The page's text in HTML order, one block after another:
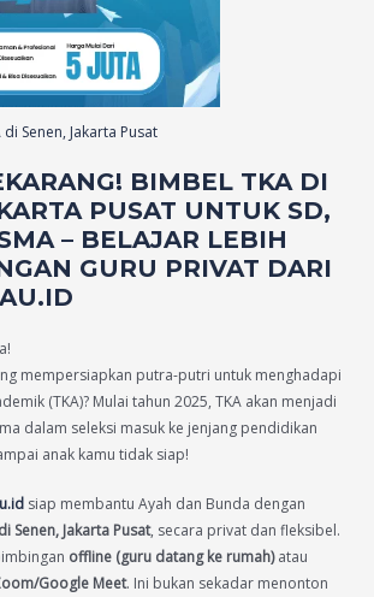
Senen, Jakarta Pusat
BIMBEL TKA DI
PUSAT UNTUK SD,
– BELAJAR LEBIH
GURU PRIVAT DARI
mempersiapkan putra-putri untuk menghadapi
(TKA)? Mulai tahun 2025, TKA akan menjadi
dalam seleksi masuk ke jenjang pendidikan
anak kamu tidak siap!
siap membantu Ayah dan Bunda dengan
Senen, Jakarta Pusat, secara privat dan fleksibel.
offline (guru datang ke rumah)atau
Google Meet. Ini bukan sekadar menonton